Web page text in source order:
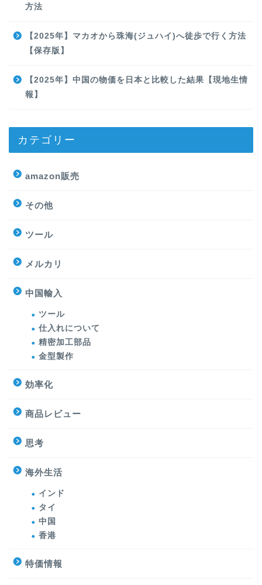
方法
【2025年】マカオから珠海(ジュハイ)へ徒歩で行く方法
【保存版】
【2025年】中国の物価を日本と比較した結果【現地生情
報】
カテゴリー
amazon販売
その他
ツール
メルカリ
中国輸入
ツール
仕入れについて
精密加工部品
金型製作
効率化
商品レビュー
思考
海外生活
インド
タイ
中国
香港
特価情報